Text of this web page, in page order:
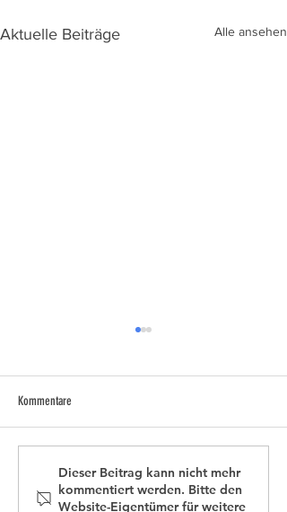
Aktuelle Beiträge Alle ansehen
Rehkitzkalender ab sofort bestellbar
Kommentare
Dieser Beitrag kann nicht mehr
kommentiert werden. Bitte den
Website-Eigentümer für weitere